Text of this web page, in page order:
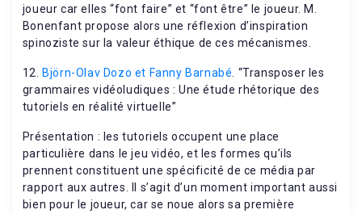
joueur car elles “font faire” et “font être” le joueur. M.
Bonenfant propose alors une réflexion d’inspiration
spinoziste sur la valeur éthique de ces mécanismes.
12. Björn-Olav Dozo et Fanny Barnabé . “Transposer les
grammaires vidéoludiques : Une étude rhétorique des
tutoriels en réalité virtuelle”
Présentation : les tutoriels occupent une place
particulière dans le jeu vidéo, et les formes qu’ils
prennent constituent une spécificité de ce média par
rapport aux autres. Il s’agit d’un moment important aussi
bien pour le joueur, car se noue alors sa première